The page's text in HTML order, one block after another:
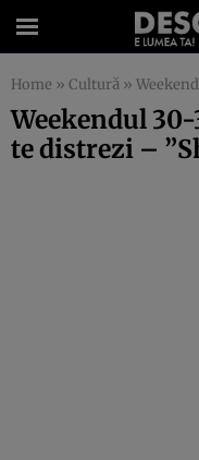
Home » Cultură » Weekendul
Weekendul
te distrezi –